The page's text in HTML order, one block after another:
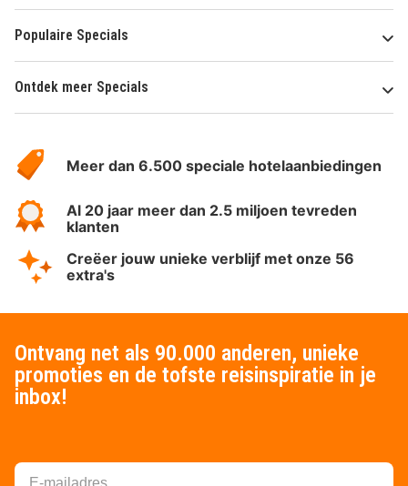
Populaire Specials
Ontdek meer Specials
HotelSpecials
Meer dan 6.500 speciale hotelaanbiedingen
Al 20 jaar meer dan 2.5 miljoen tevreden
klanten
Creëer jouw unieke verblijf met onze 56
extra's
Ontvang net als 90.000 anderen, unieke
promoties en de tofste reisinspiratie in je
inbox!